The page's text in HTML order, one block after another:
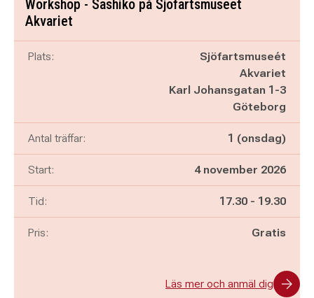
Workshop - Sashiko på Sjöfartsmuseet
Akvariet
Plats:
Sjöfartsmuseét
Akvariet
Karl Johansgatan 1-3
Göteborg
Antal träffar: 1 (onsdag)
Start: 4 november 2026
Tid: Pågår mellan
17.30 - och
19.30
Pris: Gratis
Läs mer och anmäl dig